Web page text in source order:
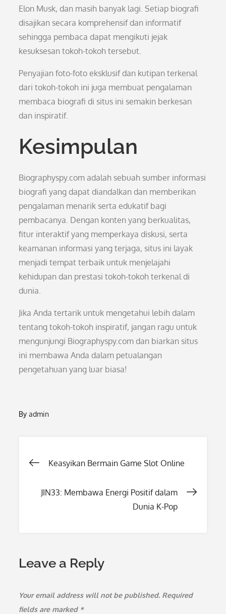
Elon Musk, dan masih banyak lagi. Setiap biografi
disajikan secara komprehensif dan informatif
sehingga pembaca dapat mengikuti jejak
kesuksesan tokoh-tokoh tersebut.
Penyajian foto-foto eksklusif dan kutipan terkenal
dari tokoh-tokoh ini juga membuat pengalaman
membaca biografi di situs ini semakin berkesan
dan inspiratif.
Kesimpulan
Biographyspy.com adalah sebuah sumber informasi
biografi yang dapat diandalkan dan memberikan
pengalaman menarik serta edukatif bagi
pembacanya. Dengan konten yang berkualitas,
fitur interaktif yang memperkaya diskusi, serta
keamanan informasi yang terjaga, situs ini layak
menjadi tempat terbaik untuk menjelajahi
kehidupan dan prestasi tokoh-tokoh terkenal di
dunia.
Jika Anda tertarik untuk mengetahui lebih dalam
tentang tokoh-tokoh inspiratif, jangan ragu untuk
mengunjungi Biographyspy.com dan biarkan situs
ini membawa Anda dalam petualangan
pengetahuan yang luar biasa!
Byadmin
Post
navigation
Keasyikan Bermain Game Slot Online
JIN33: Membawa Energi Positif dalam
Dunia K-Pop
Leave a Reply
Your email address will not be published. Required
fields are marked *